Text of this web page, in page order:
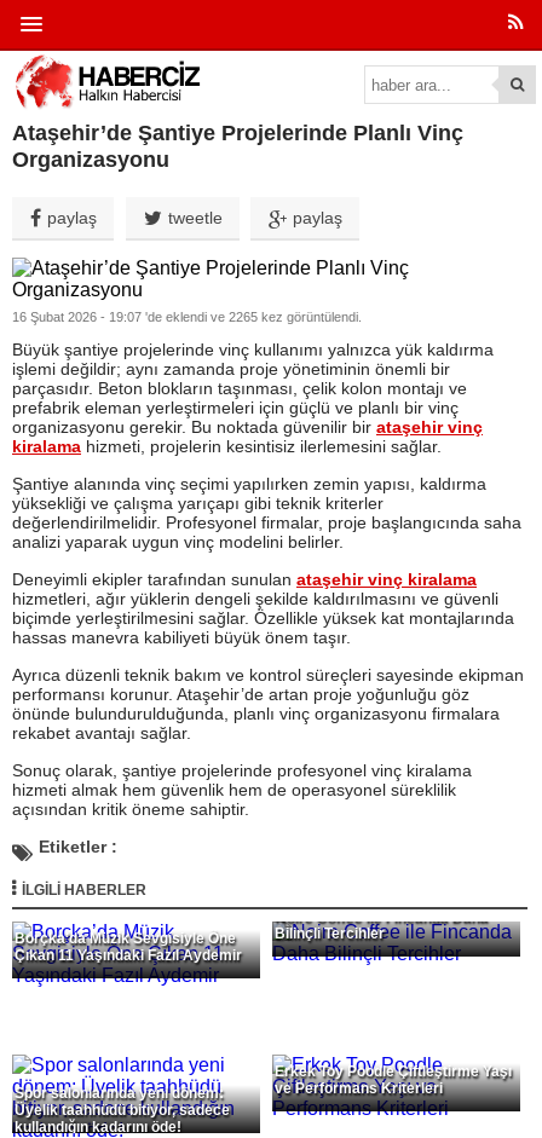
Ataşehir’de Şantiye Projelerinde Planlı Vinç
Organizasyonu
paylaş tweetle paylaş
16 Şubat 2026 - 19:07 'de eklendi ve 2265 kez görüntülendi.
Büyük şantiye projelerinde vinç kullanımı yalnızca yük kaldırma
işlemi değildir; aynı zamanda proje yönetiminin önemli bir
parçasıdır. Beton blokların taşınması, çelik kolon montajı ve
prefabrik eleman yerleştirmeleri için güçlü ve planlı bir vinç
organizasyonu gerekir. Bu noktada güvenilir bir ataşehir vinç
kiralama hizmeti, projelerin kesintisiz ilerlemesini sağlar.
Şantiye alanında vinç seçimi yapılırken zemin yapısı, kaldırma
yüksekliği ve çalışma yarıçapı gibi teknik kriterler
değerlendirilmelidir. Profesyonel firmalar, proje başlangıcında saha
analizi yaparak uygun vinç modelini belirler.
Deneyimli ekipler tarafından sunulan ataşehir vinç kiralama
hizmetleri, ağır yüklerin dengeli şekilde kaldırılmasını ve güvenli
biçimde yerleştirilmesini sağlar. Özellikle yüksek kat montajlarında
hassas manevra kabiliyeti büyük önem taşır.
Ayrıca düzenli teknik bakım ve kontrol süreçleri sayesinde ekipman
performansı korunur. Ataşehir’de artan proje yoğunluğu göz
önünde bulundurulduğunda, planlı vinç organizasyonu firmalara
rekabet avantajı sağlar.
Sonuç olarak, şantiye projelerinde profesyonel vinç kiralama
hizmeti almak hem güvenlik hem de operasyonel süreklilik
açısından kritik öneme sahiptir.
Etiketler :
İLGİLİ HABERLER
Borçka’da Müzik Sevgisiyle Öne
Çıkan 11 Yaşındaki Fazıl Aydemir
Bilinçli Tercihler
Spor salonlarında yeni dönem:
Üyelik taahhüdü bitiyor, sadece
kullandığın kadarını öde!
Erkek Toy Poodle Çiftleştirme Yaşı
ve Performans Kriterleri